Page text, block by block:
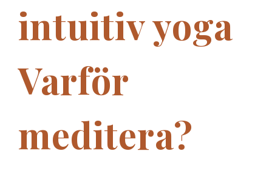
intuitiv yoga
Varför
meditera?